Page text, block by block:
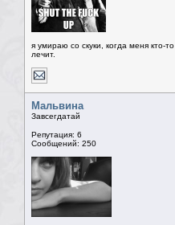
я умираю со скуки, когда меня кто-то
лечит.
Мальвина
Завсегдатай
Репутация: 6
Сообщений: 250